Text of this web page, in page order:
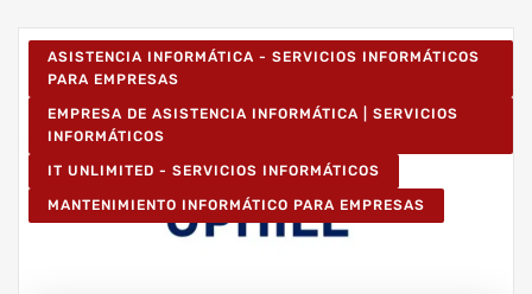
ASISTENCIA INFORMÁTICA - SERVICIOS INFORMÁTICOS
PARA EMPRESAS
EMPRESA DE ASISTENCIA INFORMÁTICA | SERVICIOS
INFORMÁTICOS
IT UNLIMITED - SERVICIOS INFORMÁTICOS
MANTENIMIENTO INFORMÁTICO PARA EMPRESAS